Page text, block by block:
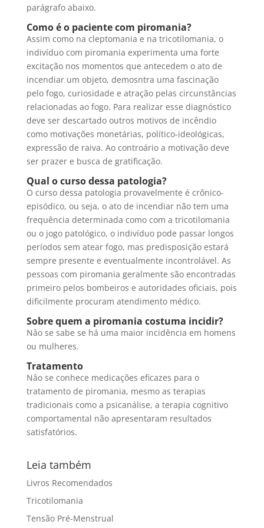
parágrafo abaixo.
Como é o paciente com piromania?
Assim como na cleptomania e na tricotilomania, o
indivíduo com piromania experimenta uma forte
excitação nos momentos que antecedem o ato de
incendiar um objeto, demosntra uma fascinação
pelo fogo, curiosidade e atração pelas circunstâncias
relacionadas ao fogo. Para realizar esse diagnóstico
deve ser descartado outros motivos de incêndio
como motivações monetárias, político-ideológicas,
expressão de raiva. Ao controário a motivação deve
ser prazer e busca de gratificação.
Qual o curso dessa patologia?
O curso dessa patologia provavelmente é crônico-
episódico, ou seja, o ato de incendiar não tem uma
frequência determinada como com a tricotilomania
ou o jogo patológico, o indivíduo pode passar longos
períodos sem atear fogo, mas predisposição estará
sempre presente e eventualmente incontrolável. As
pessoas com piromania geralmente são encontradas
primeiro pelos bombeiros e autoridades oficiais, pois
dificilmente procuram atendimento médico.
Sobre quem a piromania costuma incidir?
Nâo se sabe se há uma maior incidência em homens
ou mulheres.
Tratamento
Nâo se conhece medicações eficazes para o
tratamento de piromania, mesmo as terapias
tradicionais como a psicanálise, a terapia cognitivo
comportamental não apresentaram resultados
satisfatórios.
Leia também
Livros Recomendados
Tricotilomania
Tensão Pré-Menstrual